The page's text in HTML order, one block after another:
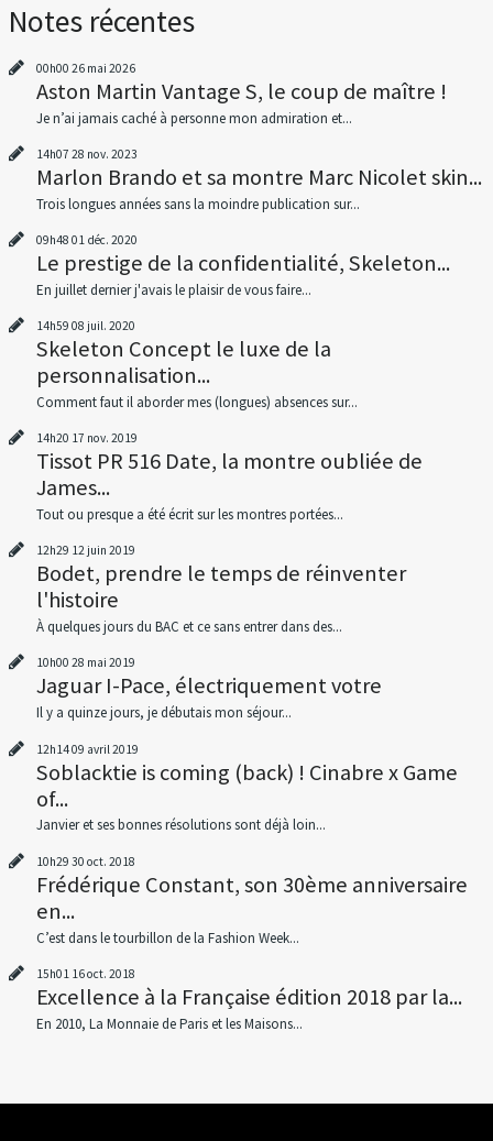
Notes récentes
00h00 26 mai 2026
Aston Martin Vantage S, le coup de maître !
Je n’ai jamais caché à personne mon admiration et...
14h07 28 nov. 2023
Marlon Brando et sa montre Marc Nicolet skin...
Trois longues années sans la moindre publication sur...
09h48 01 déc. 2020
Le prestige de la confidentialité, Skeleton...
En juillet dernier j'avais le plaisir de vous faire...
14h59 08 juil. 2020
Skeleton Concept le luxe de la
personnalisation...
Comment faut il aborder mes (longues) absences sur...
14h20 17 nov. 2019
Tissot PR 516 Date, la montre oubliée de
James...
Tout ou presque a été écrit sur les montres portées...
12h29 12 juin 2019
Bodet, prendre le temps de réinventer
l'histoire
À quelques jours du BAC et ce sans entrer dans des...
10h00 28 mai 2019
Jaguar I-Pace, électriquement votre
Il y a quinze jours, je débutais mon séjour...
12h1409 avril 2019
Soblacktie is coming (back) ! Cinabre x Game
of...
Janvier et ses bonnes résolutions sont déjà loin...
10h29 30 oct. 2018
Frédérique Constant, son 30ème anniversaire
en...
C’est dans le tourbillon de la Fashion Week...
15h01 16oct. 2018
Excellence à la Française édition 2018 par la...
En 2010, La Monnaie de Paris et les Maisons...